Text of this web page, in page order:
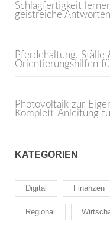
Schlagfertigkeit
geistreiche Antworten
Pferdehaltung, Ställe
Orientierungshilfen
Photovoltaik zur
Komplett-Anleitung
KATEGORIEN
Digital Finanzen
Regional